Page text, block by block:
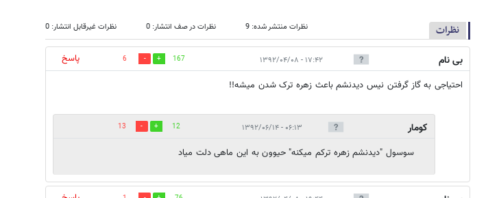
نظرات نظرات منتشر شده: 9 نظرات در صف انتشار: 0 نظرات غیرقابل انتشار: 0
بی نام ۱۷:۴۲ - ۱۳۹۲/۰۴/۰۸ 167
6
پاسخ
احتیاجی به گاز گرفتن نیس دیدنشم باعث زهره ترک شدن میشه!!
کومار ۰۶:۱۳ - ۱۳۹۲/۰۶/۱۴ 12
13
سوسول "دیدنشم زهره ترکم میکنه" حیوون به این ماهی دلت میاد